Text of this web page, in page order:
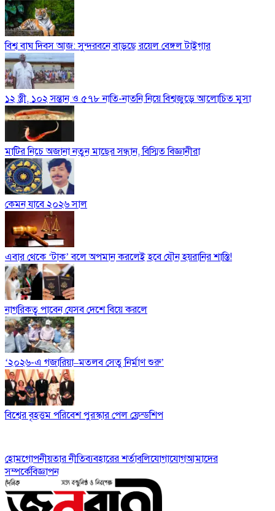
বিশ্ব বাঘ দিবস আজ: সুন্দরবনে বাড়ছে রয়েল বেঙ্গল টাইগার
১২ স্ত্রী, ১০২ সন্তান ও ৫৭৮ নাতি-নাতনি নিয়ে বিশ্বজুড়ে আলোচিত মুসা
মাটির নিচে অজানা নতুন মাছের সন্ধান, বিস্মিত বিজ্ঞানীরা
কেমন যাবে ২০২৬ সাল
এবার থেকে ‘টাক’ বলে অপমান করলেই হবে যৌন হয়রানির শাস্তি!
নাগরিকত্ব পাবেন যেসব দেশে বিয়ে করলে
‘২০২৬-এ গজারিয়া–মতলব সেতু নির্মাণ শুরু’
বিশ্বের বৃহত্তম পরিবেশ পুরস্কার পেল ফ্রেন্ডশিপ
হোমগোপনীয়তার নীতিব্যবহারের শর্তাবলিযোগাযোগআমাদের
সম্পর্কেবিজ্ঞাপন